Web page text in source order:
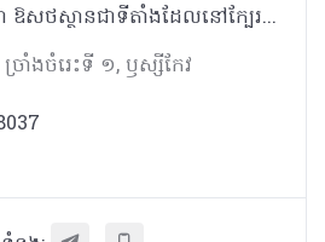
ហេលស៍ថាមជឿជាក់ថា ឱសថស្ថានជាទីតាំងដែលនៅក្បែរប្រជាជនកម្ពុជា ដែលអាចផ្តល់នូវគំរូសេវាកម្ម ផលិតផល ចំណេះដឹង និងការប្រឹក្សាដល់ប្រជាជនគ្រប់ស្រទាប់វណ្ណៈ។ ក្រៅពីមានលក់ឱសថ វីតាមីន និងអាហារបំប៉នដូចឱសថស្ថានផ្សេងៗទៀត ឱសថស្ថាន ហេលស៍ថាម ផ្តោតសំខាន់លើទស្សនវិស័យដូចជា៖ _ ជម្រុញការប្រើប្រាស់ផលិតផលសម្រាប់តាមដានសុខភាពជាប្រចាំ និងផលិតផលដែលធានាសុវត្ថិភាពក្នុងការរស់នៅប្រចាំថ្ងៃ ដើម្បីជាផ្នែកមួយក្នុងការយកចិត្តទុកដាក់ និងការដឹងគុណដល់មនុស្សជុំវិញខ្លួន ជាពិសេសឪពុកម្តាយ យាយតា _ សម្ភារៈការពារសមរម្យក្នុងការធ្វើលំហាត់ប្រាណដោយសុវត្ថិភាព និងផលិតផលសម្រាប់ប្រើប្រាស់ក្រោយមានការថ្លោះគ្រិចផ្សេងៗ ដើម្បីជម្រុញការហាត់ប្រាណ
ច្រាំងចំរេះទី ១, ឫស្សីកែវ